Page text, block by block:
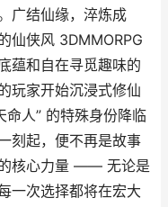
广结仙缘，淬炼成
仙侠风 3DMMORPG
蕴和自在寻觅趣味的
玩家开始沉浸式修仙
命人” 的特殊身份降临
刻起，便不再是故事
核心力量 —— 无论是
一次选择都将在宏大